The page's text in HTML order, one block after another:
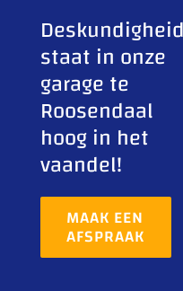
Deskundigheid
staat in onze
garage te
Roosendaal
hoog in het
vaandel!
MAAK EEN
AFSPRAAK